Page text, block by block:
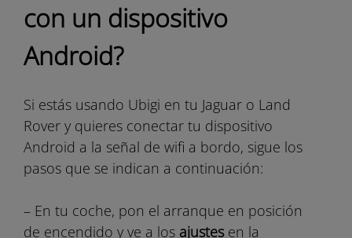
con un dispositivo
Android?
Si estás usando Ubigi en tu Jaguar o Land
Rover y quieres conectar tu dispositivo
Android a la señal de wifi a bordo, sigue los
pasos que se indican a continuación:
– En tu coche, pon el arranque en posición
de encendido y ve a los ajustes en la